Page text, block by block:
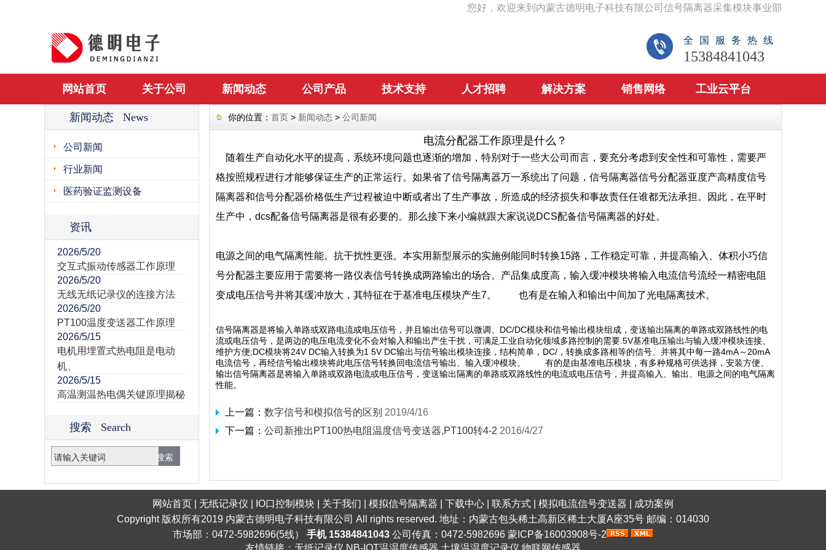
您好，欢迎来到内蒙古德明电子科技有限公司信号隔离器采集模块事业部
全国服务热线
15384841043
网站首页 关于公司 新闻动态 公司产品 技术支持 人才招聘 解决方案 销售网络 工业云平台
新闻动态 News
公司新闻
行业新闻
医药验证监测设备
资讯
2026/5/20
交互式振动传感器工作原理
2026/5/20
无线无纸记录仪的连接方法
2026/5/20
PT100温度变送器工作原理
2026/5/15
电机用埋置式热电阻是电动
机、
2026/5/15
高温测温热电偶关键原理揭秘
搜索 Search
你的位置： 首页 > 新闻动态 > 公司新闻
电流分配器工作原理是什么？
随着生产自动化水平的提高，系统环境问题也逐渐的增加，特别对于一些大公司而言，要充分考虑到安全性和可靠性，需要严
格按照规程进行才能够保证生产的正常运行。如果省了信号隔离器万一系统出了问题，信号隔离器信号分配器亚度产高精度信号
隔离器和信号分配器价格低生产过程被迫中断或者出了生产事故，所造成的经济损失和事故责任任谁都无法承担。因此，在平时
生产中，dcs配备信号隔离器是很有必要的。那么接下来小编就跟大家说说DCS配备信号隔离器的好处。
电源之间的电气隔离性能。抗干扰性更强。本实用新型展示的实施例能同时转换15路，工作稳定可靠，并提高输入、体积小巧信
号分配器主要应用于需要将一路仪表信号转换成两路输出的场合。产品集成度高，输入缓冲模块将输入电流信号流经一精密电阻
变成电压信号并将其缓冲放大，其特征在于基准电压模块产生7。 也有是在输入和输出中间加了光电隔离技术。
信号隔离器是将输入单路或双路电流或电压信号，并且输出信号可以微调、DC/DC模块和信号输出模块组成，变送输出隔离的单路或双路线性的电
流或电压信号，是两边的电压电流变化不会对输入和输出产生干扰，可满足工业自动化领域多路控制的需要.5V基准电压输出与输入缓冲模块连接、
维护方便;DC模块将24V DC输入转换为1 5V DC输出与信号输出模块连接，结构简单，DC/，转换成多路相等的信号、并将其中每一路4mA～20mA
电流信号，再经信号输出模块将此电压信号转换回电流信号输出、输入缓冲模块。 有的是由基准电压模块，有多种规格可供选择，安装方便、
输出信号隔离器是将输入单路或双路电流或电压信号，变送输出隔离的单路或双路线性的电流或电压信号，并提高输入、输出、电源之间的电气隔离
性能。
上一篇： 数字信号和模拟信号的区别 2019/4/16
下一篇： 公司新推出PT100热电阻温度信号变送器,PT100转4-2 2016/4/27
网站首页 无纸记录仪 IO口控制模块 关于我们 模拟信号隔离器 下载中心 联系方式 模拟电流信号变送器
成功案例
Copyright 版权所有2019 内蒙古德明电子科技有限公司 All rights reserved. 地址：内蒙古包头稀土高新区稀土大厦A座35号 邮编：014030
市场部：0472-5982696(5线） 手机 15384841043 公司传真：0472-5982696 蒙ICP备16003908号-2
友情链接： 无纸记录仪 NB-IOT温湿度传感器 土壤温湿度记录仪 物联网传感器